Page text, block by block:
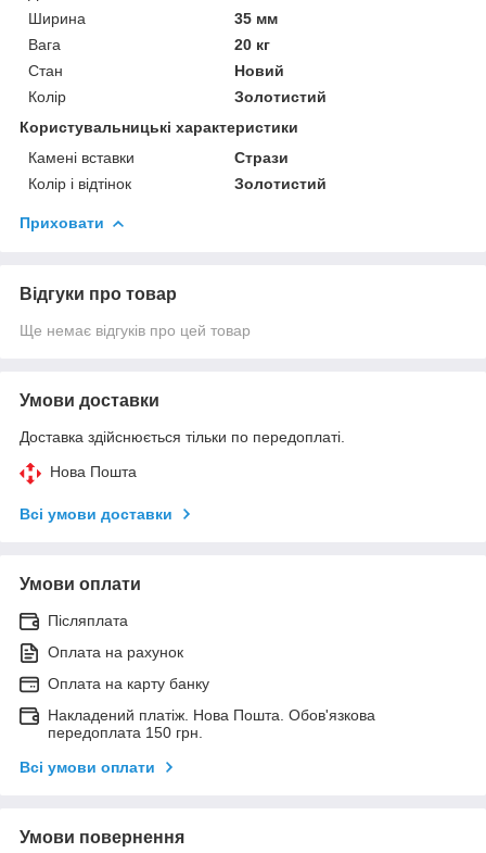
Ширина
35 мм
Вага
20 кг
Стан
Новий
Колір
Золотистий
Користувальницькі характеристики
Камені вставки
Стрази
Колір і відтінок
Золотистий
Приховати
Відгуки про товар
Ще немає відгуків про цей товар
Умови доставки
Доставка здійснюється тільки по передоплаті.
Нова Пошта
Всі умови доставки
Умови оплати
Післяплата
Оплата на рахунок
Оплата на карту банку
Накладений платіж. Нова Пошта. Обов'язкова
передоплата 150 грн.
Всі умови оплати
Умови повернення